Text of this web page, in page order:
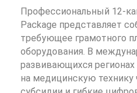
Профессиональный 12-
Package представляет
требующее грамотного
оборудования. В
развивающихся
на медицинскую